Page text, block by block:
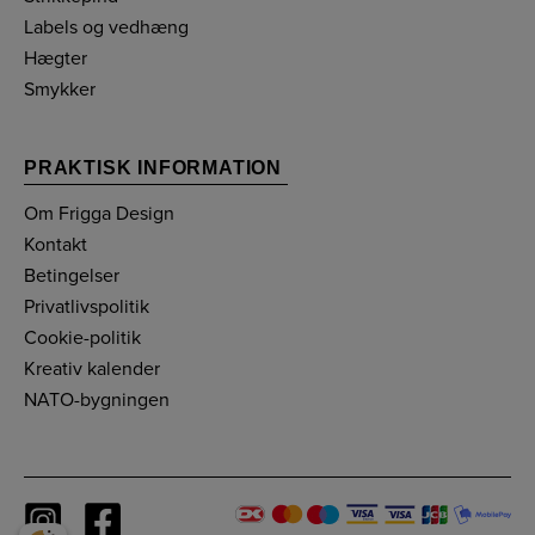
Labels og vedhæng
Hægter
Smykker
PRAKTISK INFORMATION
Om Frigga Design
Kontakt
Betingelser
Privatlivspolitik
Cookie-politik
Kreativ kalender
NATO-bygningen